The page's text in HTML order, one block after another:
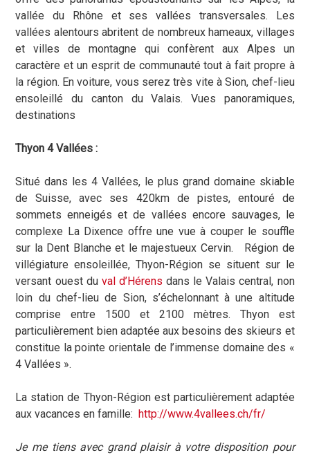
vallée du Rhône et ses vallées transversales. Les
vallées alentours abritent de nombreux hameaux, villages
et villes de montagne qui confèrent aux Alpes un
caractère et un esprit de communauté tout à fait propre à
la région. En voiture, vous serez très vite à Sion, chef-lieu
ensoleillé du canton du Valais. Vues panoramiques,
destinations
Thyon 4 Vallées :
Situé dans les 4 Vallées, le plus grand domaine skiable
de Suisse, avec ses 420km de pistes, entouré de
sommets enneigés et de vallées encore sauvages, le
complexe La Dixence offre une vue à couper le souffle
sur la Dent Blanche et le majestueux Cervin. Région de
villégiature ensoleillée, Thyon-Région se situent sur le
versant ouest du val d’Hérens dans le Valais central, non
loin du chef-lieu de Sion, s’échelonnant à une altitude
comprise entre 1500 et 2100 mètres. Thyon est
particulièrement bien adaptée aux besoins des skieurs et
constitue la pointe orientale de l’immense domaine des «
4 Vallées ».
La station de Thyon-Région est particulièrement adaptée
aux vacances en famille: http://www.4vallees.ch/fr/
Je me tiens avec grand plaisir à votre disposition pour